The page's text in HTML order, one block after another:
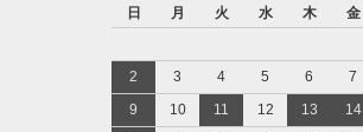
日
月 火 水 木 金
2
3 4 5 6 7
9
10 11 12 13 14